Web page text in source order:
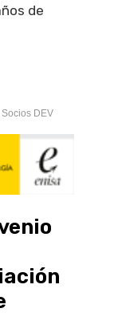
de
Socios DEV